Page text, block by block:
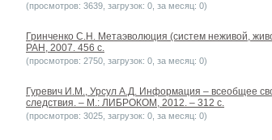
(просмотров: 3639, загрузок: 0, за месяц: 0)
Гринченко С.Н. Метаэволюция (систем неживой,
РАН, 2007. 456 с.
(просмотров: 2750, загрузок: 0, за месяц: 0)
Гуревич И.М., Урсул А.Д. Информация – всеобщее
следствия. – М.: ЛИБРОКОМ, 2012. – 312 с.
(просмотров: 3025, загрузок: 0, за месяц: 0)